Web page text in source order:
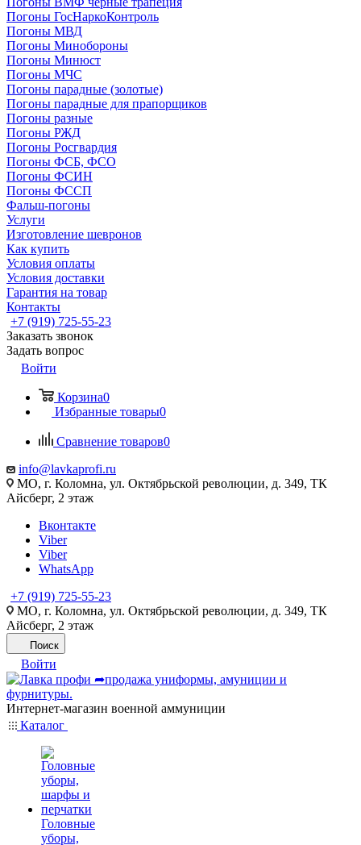
Погоны ГосНаркоКонтроль
Погоны МВД
Погоны Минобороны
Погоны Минюст
Погоны МЧС
Погоны парадные (золотые)
Погоны парадные для прапорщиков
Погоны разные
Погоны РЖД
Погоны Росгвардия
Погоны ФСБ, ФСО
Погоны ФСИН
Погоны ФССП
Фальш-погоны
Услуги
Изготовление шевронов
Как купить
Условия оплаты
Условия доставки
Гарантия на товар
Контакты
+7 (919) 725-55-23
Заказать звонок
Задать вопрос
Войти
Корзина0
Избранные товары0
Сравнение товаров0
info@lavkaprofi.ru
МО, г. Коломна, ул. Октябрьской революции, д. 349, ТК
Айсберг, 2 этаж
Вконтакте
Viber
Viber
WhatsApp
+7 (919) 725-55-23
МО, г. Коломна, ул. Октябрьской революции, д. 349, ТК
Айсберг, 2 этаж
Поиск
Войти
Интернет-магазин военной аммуниции
Каталог
Головные
уборы,